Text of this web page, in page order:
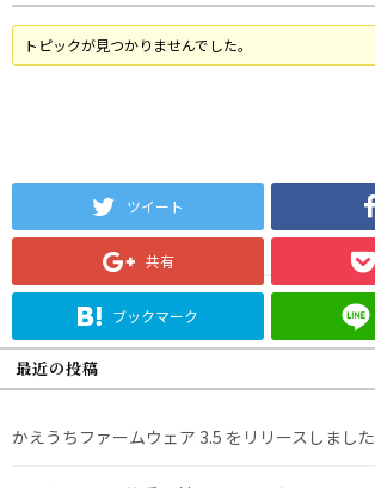
トピックが見つかりませんでした。
ツイート
共有
ブックマーク
最近の投稿
かえうちファームウェア 3.5 をリリースしました